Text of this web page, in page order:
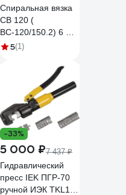
Спиральная вязка
CB 120 (
ВС-120/150.2) 6 шт
НИЛЕД 13400492
5(1)
-33%
5 000 ₽7 437 ₽
Гидравлический
пресс IEK ПГР-70
ручной ИЭК TKL10-